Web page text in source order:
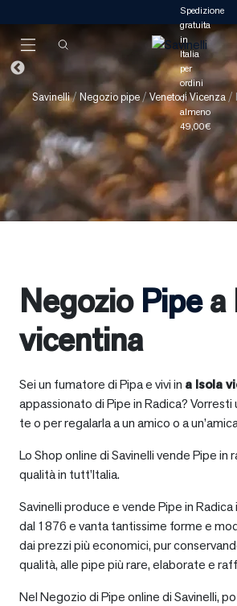
Savinelli/ Negozio pipe/Veneto/Vicenza /
Negozio Pipea
vicentina
Sei un fumatore di Pipa e vivi in a Isola
appassionato di Pipe in Radica? Vorresti
te o per regalarla a un amico o a
Lo Shop online di Savinelli vende Pipe in
qualità in tutt’Italia.
Savinelli produce e vende Pipe in
dal 1876 e vanta tantissime forme e
dai prezzi più economici, pur
qualità, alle pipe più rare, elaborate e
Nel Negozio di Pipe online di Savinelli,